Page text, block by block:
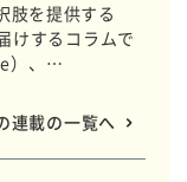
肢を提供する
するコラムで
、
ながら想いをカ
の日常をお届け
連載の一覧へ